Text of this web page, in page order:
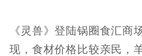
《灵兽》登陆锅圈食汇商
现，食材价格比较亲民，